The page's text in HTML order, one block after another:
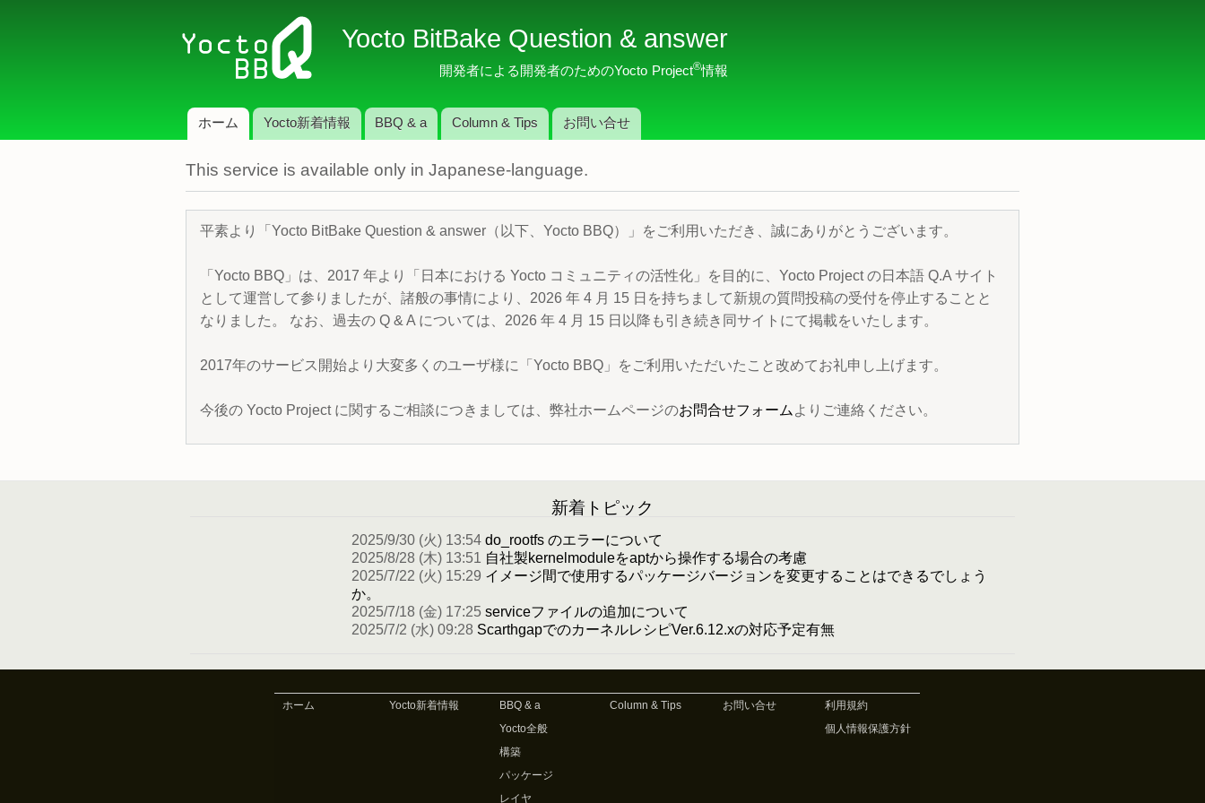
イ
コ
テ
ツ
に
移
動
Yocto BitBake Question & answer
開発者による開発者のためのYocto Project®情報
メインメニュー
ホーム Yocto新着情報 BBQ & a Column & Tips お問い合せ
This service is available only in Japanese-language.
平素より「Yocto BitBake Question & answer（以下、Yocto BBQ）」をご利用いただき、誠にありがとうございます。
「Yocto BBQ」は、2017 年より「日本における Yocto コミュニティの活性化」を目的に、Yocto Project の日本語 Q.A サイト
として運営して参りましたが、諸般の事情により、2026 年 4 月 15 日を持ちまして新規の質問投稿の受付を停止することと
なりました。 なお、過去の Q & A については、2026 年 4 月 15 日以降も引き続き同サイトにて掲載をいたします。
2017年のサービス開始より大変多くのユーザ様に「Yocto BBQ」をご利用いただいたこと改めてお礼申し上げます。
今後の Yocto Project に関するご相談につきましては、弊社ホームページのお問合せフォーム よりご連絡ください。
新着トピック
2025/9/30 (火) 13:54 do_rootfs のエラーについて
2025/8/28 (木) 13:51 自社製kernelmoduleをaptから操作する場合の考慮
2025/7/22 (火) 15:29 イメージ間で使用するパッケージバージョンを変更することはできるでしょう
か。
2025/7/18 (金) 17:25 serviceファイルの追加について
2025/7/2 (水) 09:28 ScarthgapでのカーネルレシピVer.6.12.xの対応予定有無
ホーム Yocto新着情報 BBQ & a Column & Tips お問い合せ
利用規約
Yocto全般
個人情報保護方針
構築
パッケージ
レイヤ